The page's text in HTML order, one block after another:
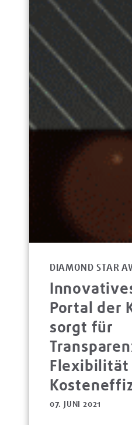
DIAMOND STAR
Portal der
sorgt für
Flexibilität
07. JUNI 2021